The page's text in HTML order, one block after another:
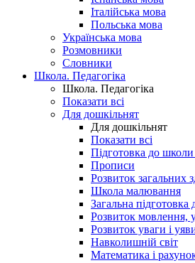
Італійська мова
Польська мова
Українська мова
Розмовники
Словники
Школа. Педагогіка
Школа. Педагогіка
Показати всі
Для дошкільнят
Для дошкільнят
Показати всі
Підготовка до
Прописи
Розвиток загальних
Школа малювання
Загальна
Розвиток мовлення,
Розвиток уваги і
Навколишній світ
Математика і